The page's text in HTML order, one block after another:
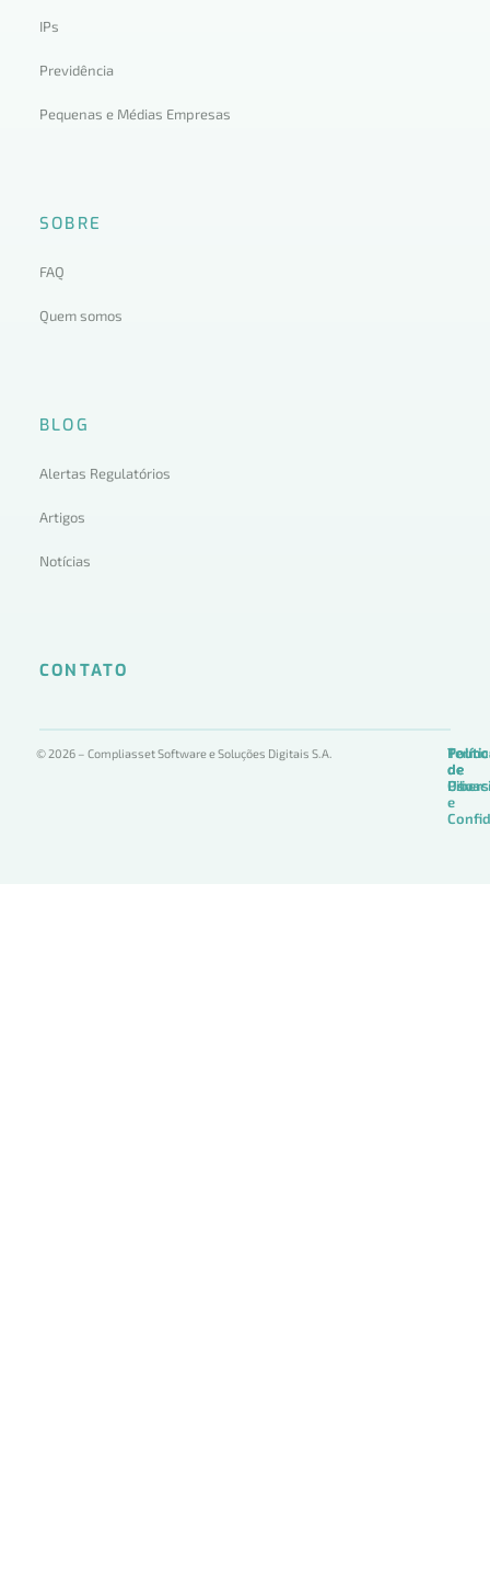
IPs
Previdência
Pequenas e Médias Empresas
SOBRE
FAQ
Quem somos
BLOG
Alertas Regulatórios
Artigos
Notícias
CONTATO
© 2026 – Compliasset Software e Soluções Digitais S.A.
de
Uso
de
de
e